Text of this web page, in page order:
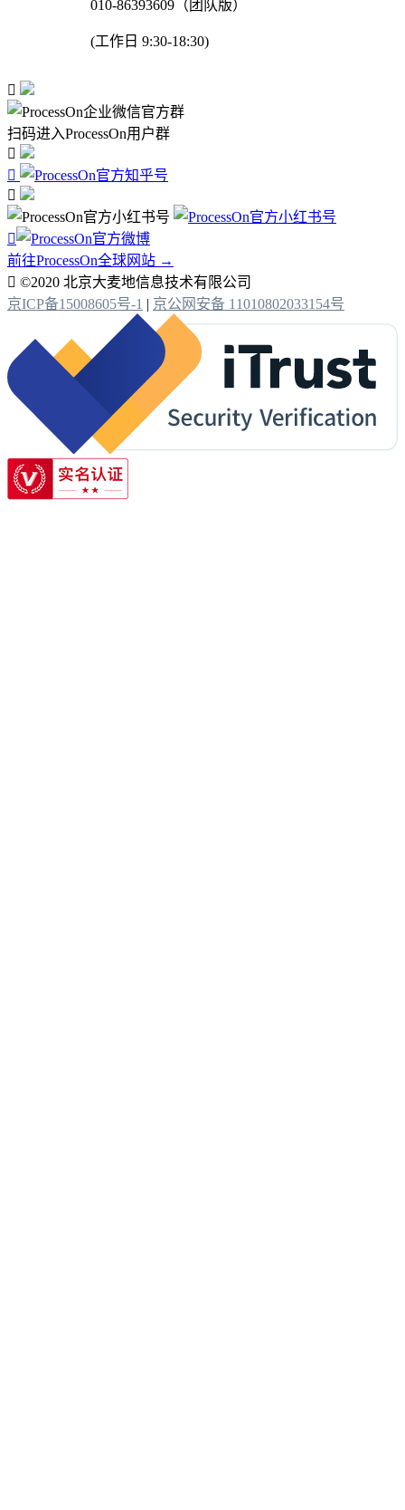
010-86393609（团队版）
(工作日 9:30-18:30)

扫码进入ProcessOn用户群




前往ProcessOn全球网站 →
 ©2020 北京大麦地信息技术有限公司
京ICP备15008605号-1 | 京公网安备 11010802033154号